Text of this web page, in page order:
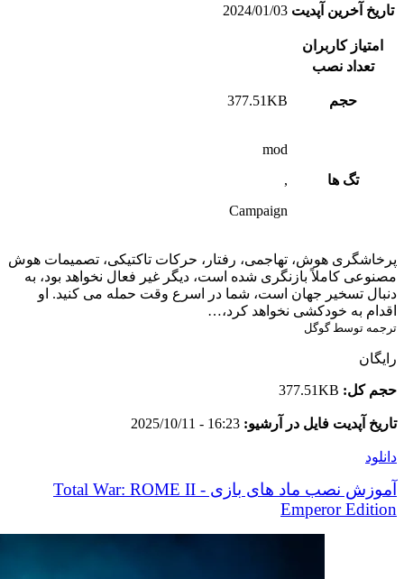
تاریخ آخرین آپدیت 2024/01/03
امتیاز کاربران
تعداد نصب
حجم 377.51KB
تگ ها
mod
,
Campaign
پرخاشگری هوش، تهاجمی، رفتار، حرکات تاکتیکی، تصمیمات هوش
مصنوعی کاملاً بازنگری شده است، دیگر غیر فعال نخواهد بود، به
دنبال تسخیر جهان است، شما در اسرع وقت حمله می کنید. او
اقدام به خودکشی نخواهد کرد،…
ترجمه توسط گوگل
رایگان
حجم کل: 377.51KB
تاریخ آپدیت فایل در آرشیو: 16:23 - 2025/10/11
دانلود
آموزش نصب ماد های بازی Total War: ROME II -
Emperor Edition